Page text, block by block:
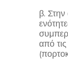
β. Στην
από